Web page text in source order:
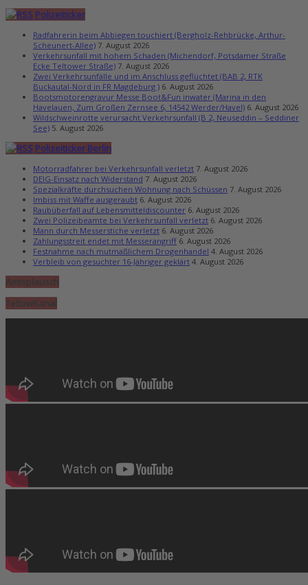
Polizeiticker
Radfahrerin beim Abbiegen touchiert (Bergholz-Rehbrücke, Arthur-
Scheunert-Allee) 7. August 2026
Verkehrsunfall mit hohem Schaden (Michendorf, Potsdamer Straße
Ecke Teltower Straße) 7. August 2026
Zwei Verkehrsunfälle und im Anschluss geflüchtet (BAB 2, RTK
Buckautal-Nord in FR Magdeburg ) 6. August 2026
Bootsmotorengravur Messe Boot&Fun inwater (Marina in den
Havelauen, Zum Großen Zernsee 6, 14542 Werder/Havel) 6. August 2026
Wildschweinrotte verursacht Verkehrsunfall (B 2, Neuseddin – Seddiner
See) 5. August 2026
Polizeiticker Berlin
Motorradfahrer bei Verkehrsunfall verletzt 7. August 2026
DEIG-Einsatz nach Widerstand 7. August 2026
Spezialkräfte durchsuchen Wohnung nach Schüssen 7. August 2026
Imbiss mit Waffe ausgeraubt 6. August 2026
Raubüberfall auf Lebensmitteldiscounter 6. August 2026
Zwei Polizeibeamte bei Verkehrsunfall verletzt 6. August 2026
Mann durch Messerstiche verletzt 6. August 2026
Zahlungsstreit endet mit Messerangriff 6. August 2026
Festnahme nach mutmaßlichem Drogenhandel 4. August 2026
Verbleib von gesuchter 16-Jähriger geklärt 4. August 2026
Amtsplausch
TeltowKanal